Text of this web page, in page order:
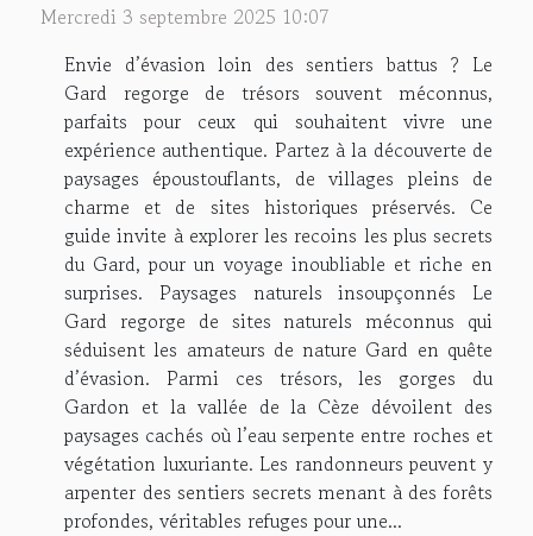
Mercredi 3 septembre 2025 10:07
Envie d’évasion loin des sentiers battus ? Le
Gard regorge de trésors souvent méconnus,
parfaits pour ceux qui souhaitent vivre une
expérience authentique. Partez à la découverte de
paysages époustouflants, de villages pleins de
charme et de sites historiques préservés. Ce
guide invite à explorer les recoins les plus secrets
du Gard, pour un voyage inoubliable et riche en
surprises. Paysages naturels insoupçonnés Le
Gard regorge de sites naturels méconnus qui
séduisent les amateurs de nature Gard en quête
d’évasion. Parmi ces trésors, les gorges du
Gardon et la vallée de la Cèze dévoilent des
paysages cachés où l’eau serpente entre roches et
végétation luxuriante. Les randonneurs peuvent y
arpenter des sentiers secrets menant à des forêts
profondes, véritables refuges pour une...